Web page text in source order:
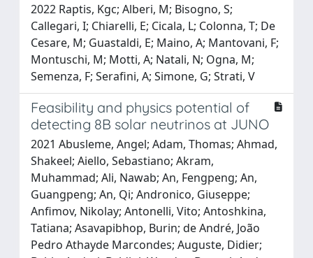
2022 Raptis, Kgc; Alberi, M; Bisogno, S;
Callegari, I; Chiarelli, E; Cicala, L; Colonna, T; De
Cesare, M; Guastaldi, E; Maino, A; Mantovani, F;
Montuschi, M; Motti, A; Natali, N; Ogna, M;
Semenza, F; Serafini, A; Simone, G; Strati, V
Feasibility and physics potential of
detecting 8B solar neutrinos at JUNO
2021 Abusleme, Angel; Adam, Thomas; Ahmad,
Shakeel; Aiello, Sebastiano; Akram,
Muhammad; Ali, Nawab; An, Fengpeng; An,
Guangpeng; An, Qi; Andronico, Giuseppe;
Anfimov, Nikolay; Antonelli, Vito; Antoshkina,
Tatiana; Asavapibhop, Burin; de André, João
Pedro Athayde Marcondes; Auguste, Didier;